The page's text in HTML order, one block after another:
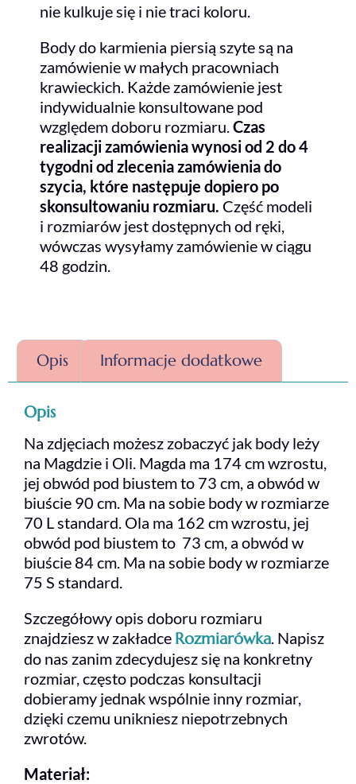
nie kulkuje się i nie traci koloru.
Body do karmienia piersią szyte są na
zamówienie w małych pracowniach
krawieckich. Każde zamówienie jest
indywidualnie konsultowane pod
względem doboru rozmiaru. Czas
realizacji zamówienia wynosi od 2 do 4
tygodni od zlecenia zamówienia do
szycia, które następuje dopiero po
skonsultowaniu rozmiaru. Część modeli
i rozmiarów jest dostępnych od ręki,
wówczas wysyłamy zamówienie w ciągu
48 godzin.
Opis Informacje dodatkowe
Opis
Na zdjęciach możesz zobaczyć jak body leży
na Magdzie i Oli. Magda ma 174 cm wzrostu,
jej obwód pod biustem to 73 cm, a obwód w
biuście 90 cm. Ma na sobie body w rozmiarze
70 L standard. Ola ma 162 cm wzrostu, jej
obwód pod biustem to 73 cm, a obwód w
biuście 84 cm. Ma na sobie body w rozmiarze
75 S standard.
Szczegółowy opis doboru rozmiaru
znajdziesz w zakładce Rozmiarówka . Napisz
do nas zanim zdecydujesz się na konkretny
rozmiar, często podczas konsultacji
dobieramy jednak wspólnie inny rozmiar,
dzięki czemu unikniesz niepotrzebnych
zwrotów.
Materiał: